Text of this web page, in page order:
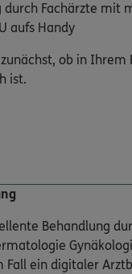
durch Fachärzte mit
aufs Handy
ob in
ist.
Behandlung
Fall ein digitaler